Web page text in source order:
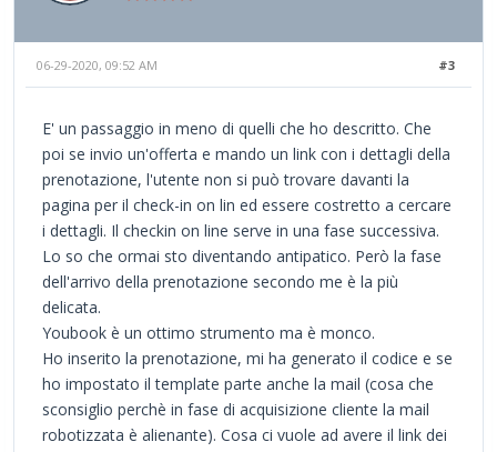
#3
06-29-2020, 09:52 AM
E' un passaggio in meno di quelli che ho descritto. Che
poi se invio un'offerta e mando un link con i dettagli della
prenotazione, l'utente non si può trovare davanti la
pagina per il check-in on lin ed essere costretto a cercare
i dettagli. Il checkin on line serve in una fase successiva.
Lo so che ormai sto diventando antipatico. Però la fase
dell'arrivo della prenotazione secondo me è la più
delicata.
Youbook è un ottimo strumento ma è monco.
Ho inserito la prenotazione, mi ha generato il codice e se
ho impostato il template parte anche la mail (cosa che
sconsiglio perchè in fase di acquisizione cliente la mail
robotizzata è alienante). Cosa ci vuole ad avere il link dei